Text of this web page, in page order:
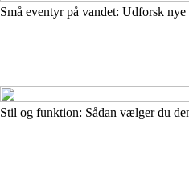
Små eventyr på vandet: Udforsk
Stil og funktion: Sådan vælger du